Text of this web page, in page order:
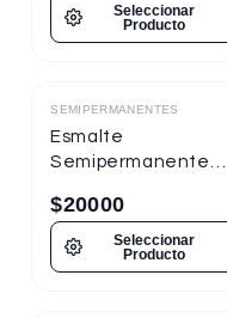
Seleccionar
Producto
Destacado
SEMIPERMANENTES
Esmalte
Semipermanente
Semitraslúcido 7.5ml
Nueva Presentación
$20000
Seleccionar
Producto